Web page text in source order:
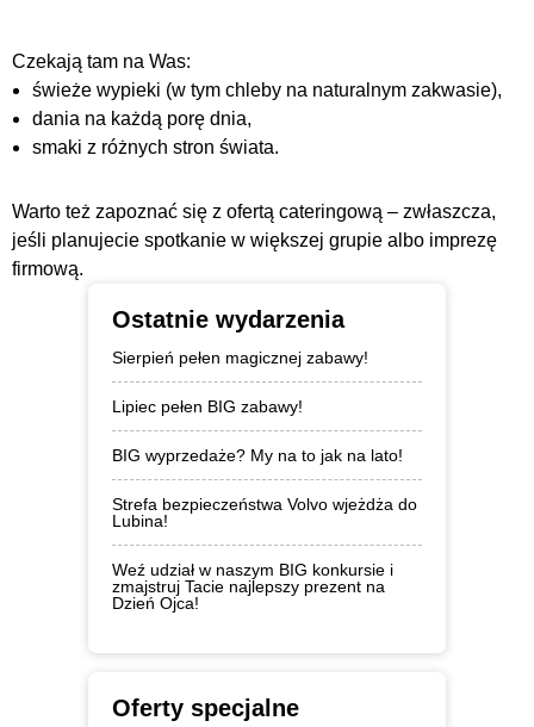
Czekają tam na Was:
świeże wypieki (w tym chleby na naturalnym zakwasie),
dania na każdą porę dnia,
smaki z różnych stron świata.
Warto też zapoznać się z ofertą cateringową – zwłaszcza,
jeśli planujecie spotkanie w większej grupie albo imprezę
firmową.
Ostatnie wydarzenia
Sierpień pełen magicznej zabawy!
Lipiec pełen BIG zabawy!
BIG wyprzedaże? My na to jak na lato!
Strefa bezpieczeństwa Volvo wjeżdża do
Lubina!
Weź udział w naszym BIG konkursie i
zmajstruj Tacie najlepszy prezent na
Dzień Ojca!
Oferty specjalne